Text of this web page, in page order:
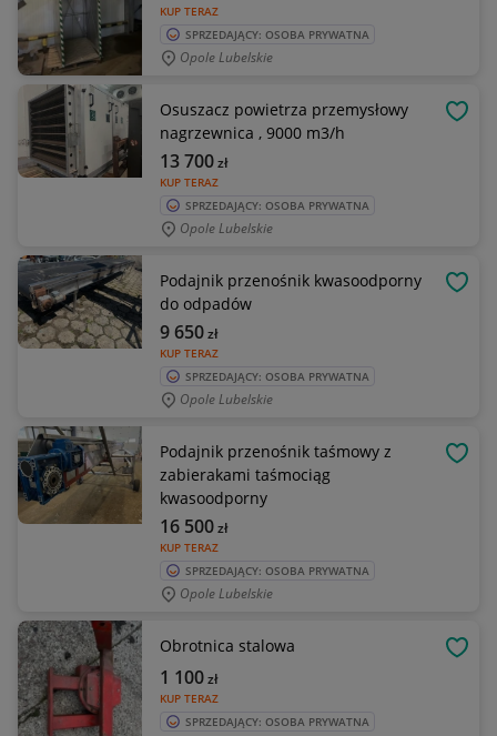
KUP TERAZ
SPRZEDAJĄCY: OSOBA PRYWATNA
Opole Lubelskie
Osuszacz powietrza przemysłowy
nagrzewnica , 9000 m3/h
KUP TERAZ
13 700zł
SPRZEDAJĄCY: OSOBA PRYWATNA
Opole Lubelskie
Podajnik przenośnik kwasoodporny
do odpadów
KUP TERAZ
9 650zł
SPRZEDAJĄCY: OSOBA PRYWATNA
Opole Lubelskie
Podajnik przenośnik taśmowy z
zabierakami taśmociąg
kwasoodporny
KUP TERAZ
16 500zł
SPRZEDAJĄCY: OSOBA PRYWATNA
Opole Lubelskie
Obrotnica stalowa
KUP TERAZ
1 100zł
SPRZEDAJĄCY: OSOBA PRYWATNA